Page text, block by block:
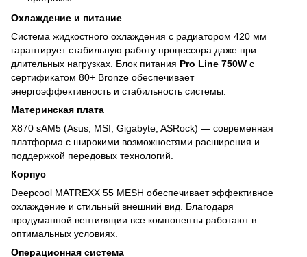
Охлаждение и питание
Система жидкостного охлаждения с радиатором 420 мм
гарантирует стабильную работу процессора даже при
длительных нагрузках. Блок питания Pro Line 750W с
сертификатом 80+ Bronze обеспечивает
энергоэффективность и стабильность системы.
Материнская плата
X870 sAM5 (Asus, MSI, Gigabyte, ASRock) — современная
платформа с широкими возможностями расширения и
поддержкой передовых технологий.
Корпус
Deepcool MATREXX 55 MESH обеспечивает эффективное
охлаждение и стильный внешний вид. Благодаря
продуманной вентиляции все компоненты работают в
оптимальных условиях.
Операционная система